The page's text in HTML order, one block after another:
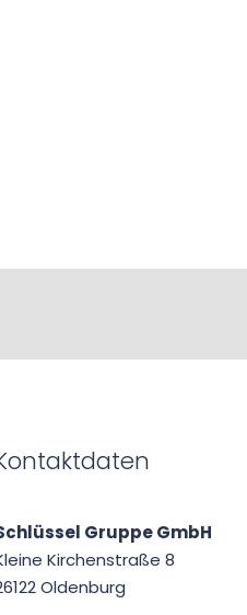
Gruppe GmbH
Kirchenstraße 8
Oldenburg